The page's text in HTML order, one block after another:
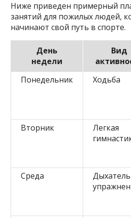
Ниже приведен примерный
занятий для пожилых людей,
начинают свой путь в спорте.
День
недели
Вид
Понедельник Ходьба
Вторник
Легкая
Среда